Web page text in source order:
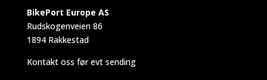
BikePort Europe AS
Rudskogenveien 86
1894 Rakkestad
Kontakt oss før evt sending